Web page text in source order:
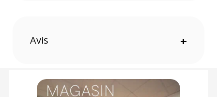
GENERAL
Hauteur: 55,9cm
Poids : 1,02kgs
Avis +